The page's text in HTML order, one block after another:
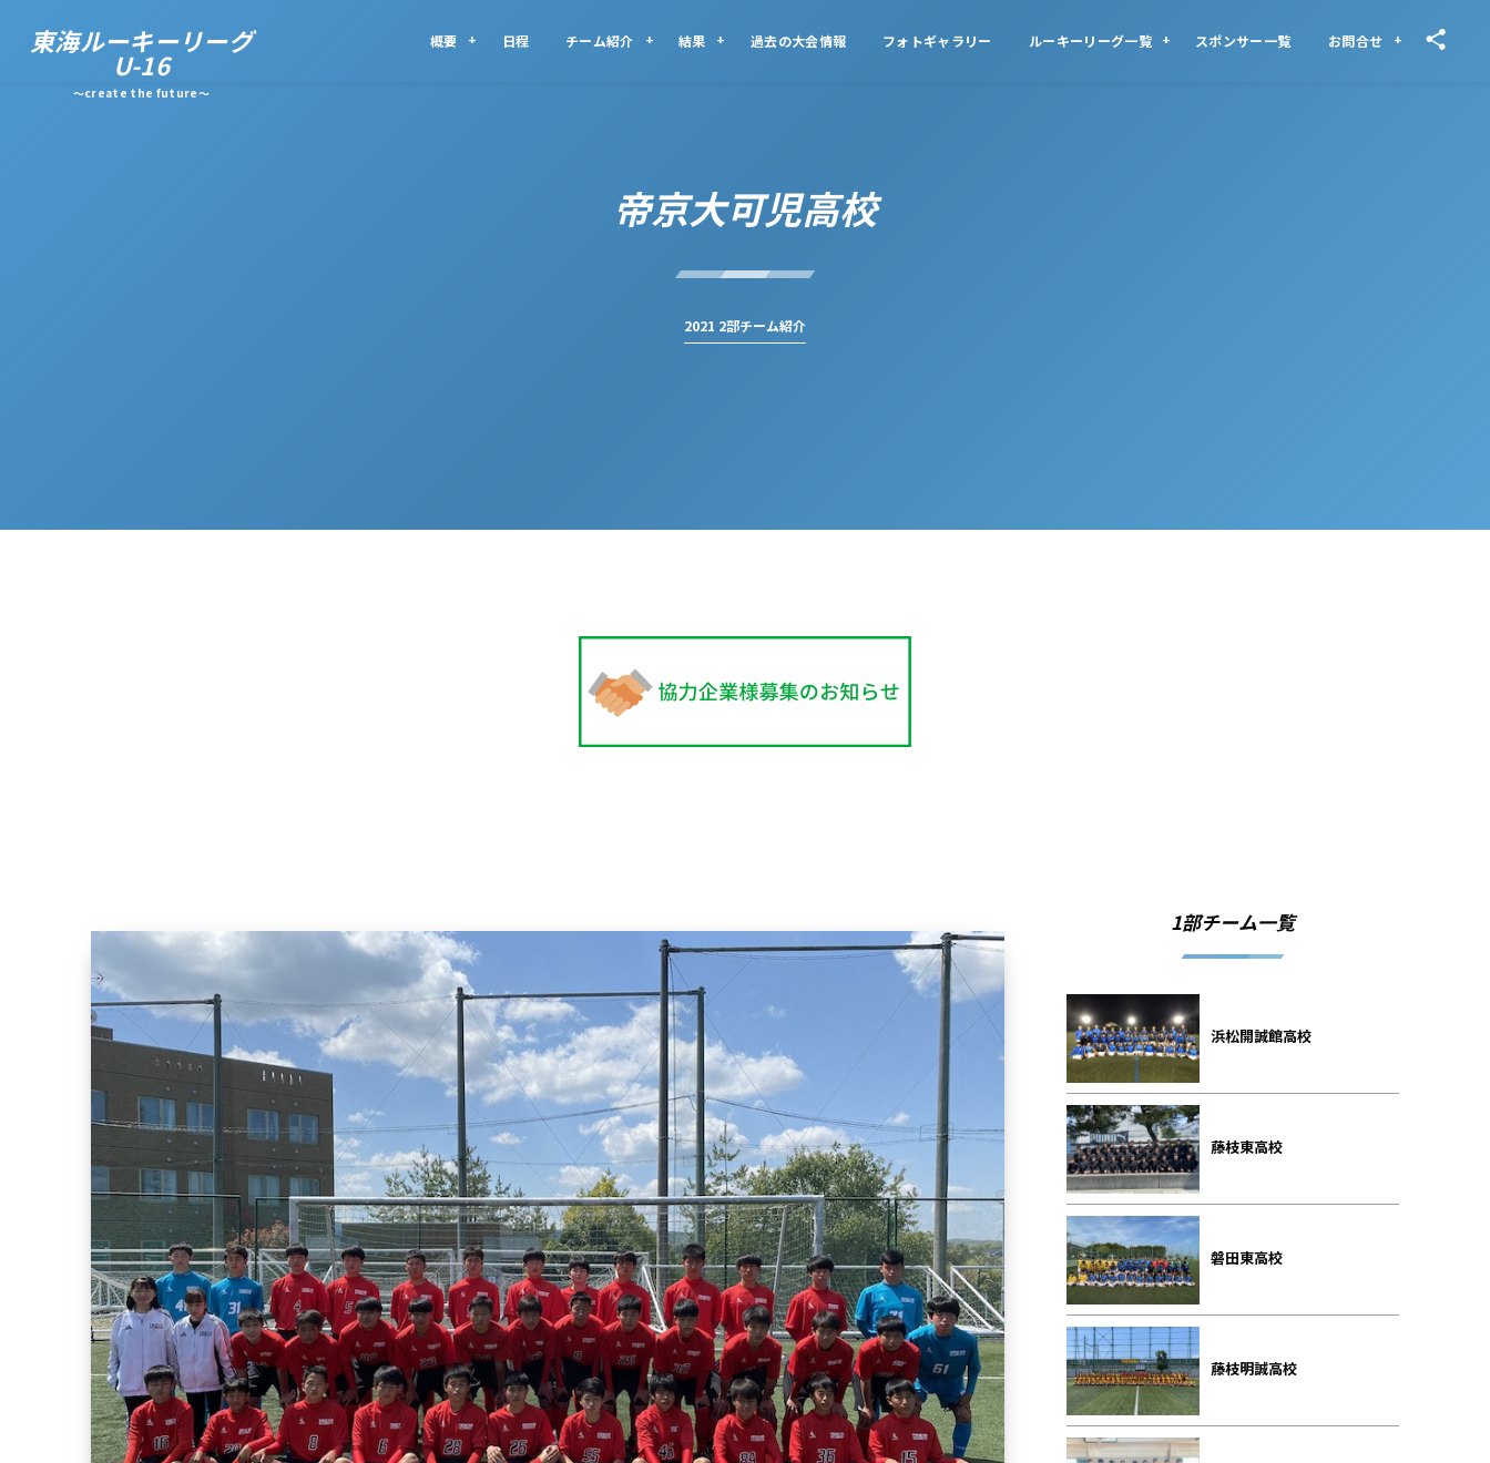
東海ルーキーリーグ
U-16
～create the future～
概要 日程 チーム紹介 結果 過去の大会情報 フォトギャラリー ルーキーリーグ一覧 スポンサー一覧 お問合せ
帝京大可児高校
2021 2部チーム紹介
1部チーム一覧
浜松開誠館高校
藤枝東高校
磐田東高校
藤枝明誠高校